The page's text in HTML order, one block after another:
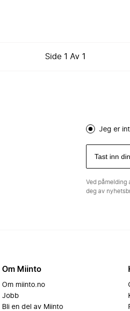
Side 1 Av 1
Jeg er
Ved påmelding
deg av
Om Miinto
Om miinto.no
Jobb
Bli en del av Miinto